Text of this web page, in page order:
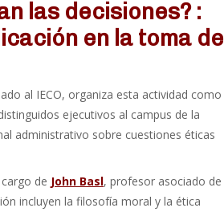
las decisiones? :
en la toma de
al IECO, organiza esta actividad como
ejecutivos al campus de la
administrativo sobre cuestiones éticas
de John Basl, profesor asociado de
incluyen la filosofía moral y la ética